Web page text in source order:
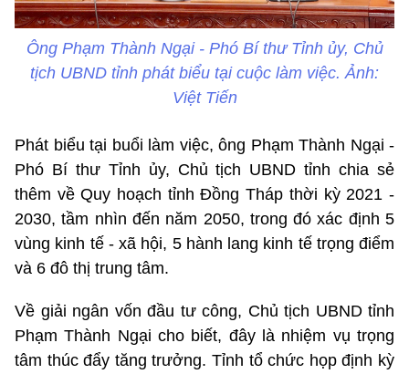
Ông Phạm Thành Ngại - Phó Bí thư Tỉnh ủy, Chủ
tịch UBND tỉnh phát biểu tại cuộc làm việc. Ảnh:
Việt Tiến
Phát biểu tại buổi làm việc, ông Phạm Thành Ngại -
Phó Bí thư Tỉnh ủy, Chủ tịch UBND tỉnh chia sẻ
thêm về Quy hoạch tỉnh Đồng Tháp thời kỳ 2021 -
2030, tầm nhìn đến năm 2050, trong đó xác định 5
vùng kinh tế - xã hội, 5 hành lang kinh tế trọng điểm
và 6 đô thị trung tâm.
Về giải ngân vốn đầu tư công, Chủ tịch UBND tỉnh
Phạm Thành Ngại cho biết, đây là nhiệm vụ trọng
tâm thúc đẩy tăng trưởng. Tỉnh tổ chức họp định kỳ